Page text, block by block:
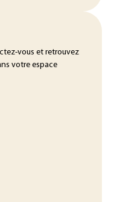
vous et retrouvez
votre espace